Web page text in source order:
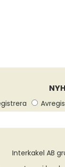
Interkakel AB